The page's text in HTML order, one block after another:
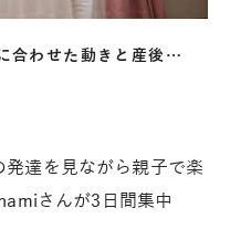
合わせた動きと産後…
達を見ながら親子で楽
さんが3日間集中